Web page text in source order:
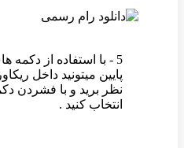
5 - با استفاده از دکمه
پایین میتونید داخل
نظر برید و با فشردن
انتخاب کنید .